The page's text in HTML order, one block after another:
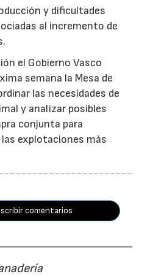
y dificultades
al incremento de
el Gobierno Vasco
semana la Mesa de
las necesidades de
y analizar posibles
conjunta para
explotaciones más
comentarios